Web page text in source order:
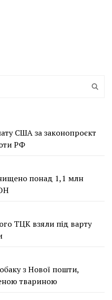
США за законопроєкт
РФ
понад 1,1 млн
ТЦК взяли під варту
з Нової пошти,
твариною